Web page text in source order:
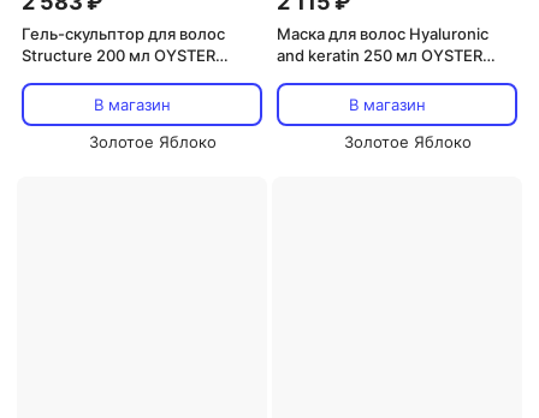
Гель-скульптор для волос
Structure 200 мл OYSTER
В магазин
Золотое Яблоко
Маска для волос Hyaluronic
and keratin 250 мл OYSTER
В магазин
Золотое Яблоко